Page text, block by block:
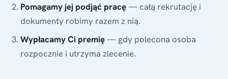
Pomagamy jej podjąć pracę— całą rekrutację i
dokumenty robimy razem z nią.
Wypłacamy Ci premię— gdy polecona osoba
rozpocznie i utrzyma zlecenie.